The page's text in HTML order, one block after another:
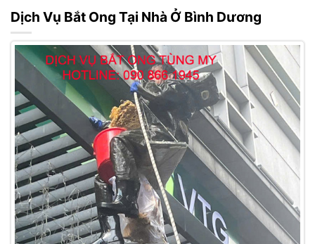
Dịch Vụ Bắt Ong Tại Nhà Ở Bình Dương